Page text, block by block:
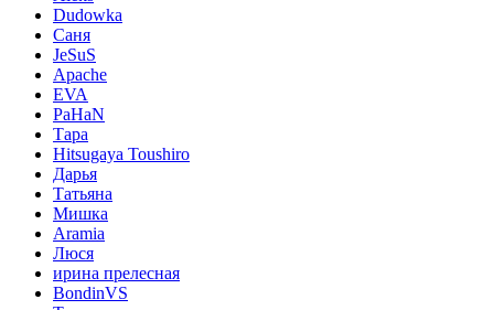
Dudowka
Саня
JeSuS
Apache
EVA
PaHaN
Тара
Hitsugaya Toushiro
Дарья
Татьяна
Мишка
Aramia
Люся
ирина прелесная
BondinVS